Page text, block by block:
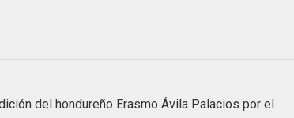
del hondureño Erasmo Ávila Palacios por el